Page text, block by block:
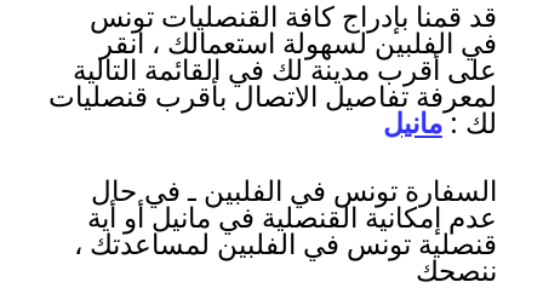
قد قمنا بإدراج كافة القنصليات تونس
في الفلبين لسهولة استعمالك ، انقر
على أقرب مدينة لك في القائمة التالية
لمعرفة تفاصيل الاتصال بأقرب قنصليات
لك :مانيل
السفارة تونس في الفلبين ـ في حال
عدم إمكانية القنصلية في مانيل أو أية
قنصلية تونس في الفلبين لمساعدتك ،
ننصحك